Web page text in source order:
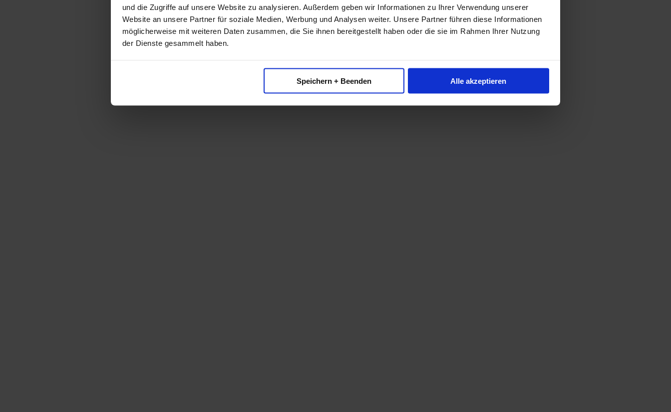
und die Zugriffe auf unsere Website zu analysieren. Außerdem geben wir Informationen zu Ihrer Verwendung unserer
Website an unsere Partner für soziale Medien, Werbung und Analysen weiter. Unsere Partner führen diese Informationen
möglicherweise mit weiteren Daten zusammen, die Sie ihnen bereitgestellt haben oder die sie im Rahmen Ihrer Nutzung
der Dienste gesammelt haben.
Speichern + Beenden Alle akzeptieren